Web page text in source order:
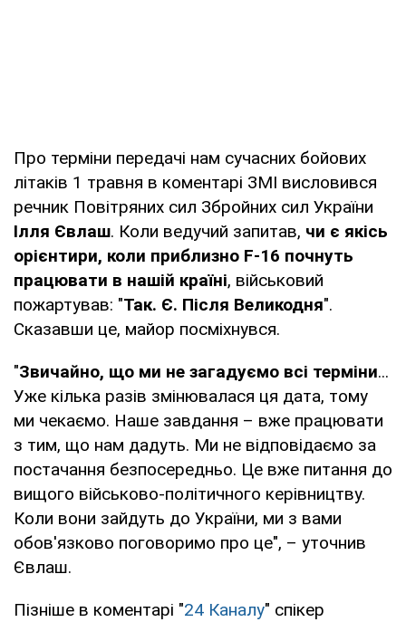
Про терміни передачі нам сучасних бойових
літаків 1 травня в коментарі ЗМІ висловився
речник Повітряних сил Збройних сил України
Ілля Євлаш. Коли ведучий запитав, чи є якісь
орієнтири, коли приблизно F-16 почнуть
працювати в нашій країні, військовий
пожартував: "Так. Є. Після Великодня".
Сказавши це, майор посміхнувся.
"Звичайно, що ми не загадуємо всі терміни...
Уже кілька разів змінювалася ця дата, тому
ми чекаємо. Наше завдання – вже працювати
з тим, що нам дадуть. Ми не відповідаємо за
постачання безпосередньо. Це вже питання до
вищого військово-політичного керівництву.
Коли вони зайдуть до України, ми з вами
обов'язково поговоримо про це", – уточнив
Євлаш.
Пізніше в коментарі "24 Каналу" спікер